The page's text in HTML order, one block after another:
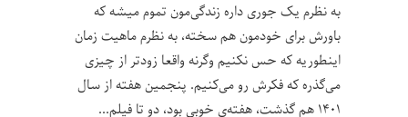
به نظرم یک جوری داره زندگی‌مون تموم میشه که
باورش برای خودمون هم سخته، به نظرم ماهیت زمان
اینطوریه که حس نکنیم وگرنه واقعا زودتر از چیزی
می‌گذره که فکرش رو می‌کنیم. پنجمین هفته‌ از سال
۱۴۰۱ هم گذشت، هفته‌ی خوبی بود، دو تا فیلم